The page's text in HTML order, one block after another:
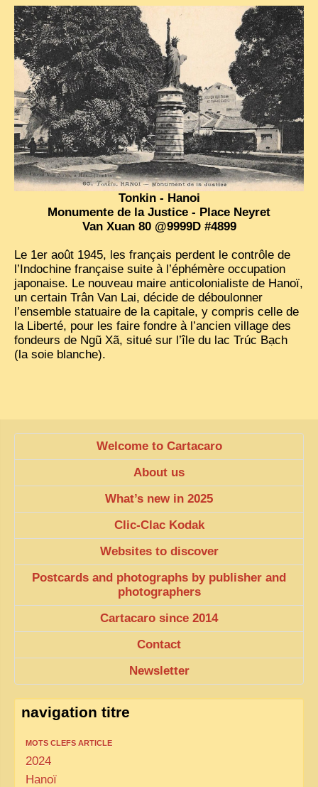
Tonkin - Hanoi
Monumente de la Justice - Place Neyret
Van Xuan 80 @9999D #4899
Le 1er août 1945, les français perdent le contrôle de
l’Indochine française suite à l’éphémère occupation
japonaise. Le nouveau maire anticolonialiste de Hanoï,
un certain Trân Van Lai, décide de déboulonner
l’ensemble statuaire de la capitale, y compris celle de
la Liberté, pour les faire fondre à l’ancien village des
fondeurs de Ngũ Xã, situé sur l’île du lac Trúc Bạch
(la soie blanche).
Welcome to Cartacaro
About us
What’s new in 2025
Clic-Clac Kodak
Websites to discover
Postcards and photographs by publisher and
photographers
Cartacaro since 2014
Contact
Newsletter
navigation titre
MOTS CLEFS ARTICLE
2024
Hanoï